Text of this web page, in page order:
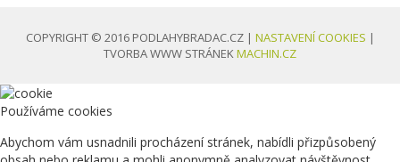
COPYRIGHT © 2016 PODLAHYBRADAC.CZ | NASTAVENÍ COOKIES |
TVORBA WWW STRÁNEK MACHIN.CZ
Používáme cookies
Abychom vám usnadnili procházení stránek, nabídli přizpůsobený